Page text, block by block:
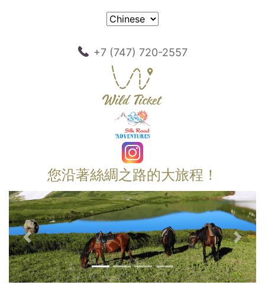
+7 (747) 720-2557
您沿著絲綢之路的大旅程！
以前的 下一個